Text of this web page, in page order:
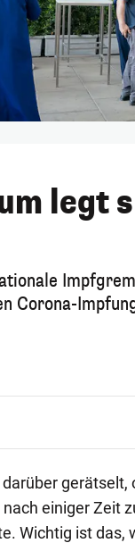
legt
Corona-
gerätselt,
einiger Zeit
Wichtig ist das,